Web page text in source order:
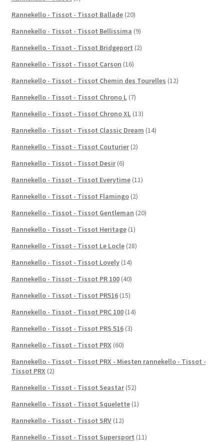
Rannekello - Tissot - Tissot Ballade (20)
Rannekello - Tissot - Tissot Bellissima (9)
Rannekello - Tissot - Tissot Bridgeport (2)
Rannekello - Tissot - Tissot Carson (16)
Rannekello - Tissot - Tissot Chemin des Tourelles (12)
Rannekello - Tissot - Tissot Chrono L (7)
Rannekello - Tissot - Tissot Chrono XL (13)
Rannekello - Tissot - Tissot Classic Dream (14)
Rannekello - Tissot - Tissot Couturier (2)
Rannekello - Tissot - Tissot Desir (6)
Rannekello - Tissot - Tissot Everytime (11)
Rannekello - Tissot - Tissot Flamingo (2)
Rannekello - Tissot - Tissot Gentleman (20)
Rannekello - Tissot - Tissot Heritage (1)
Rannekello - Tissot - Tissot Le Locle (28)
Rannekello - Tissot - Tissot Lovely (14)
Rannekello - Tissot - Tissot PR 100 (40)
Rannekello - Tissot - Tissot PR516 (15)
Rannekello - Tissot - Tissot PRC 100 (14)
Rannekello - Tissot - Tissot PRS 516 (3)
Rannekello - Tissot - Tissot PRX (60)
Rannekello - Tissot - Tissot PRX - Miesten rannekello - Tissot -
Tissot PRX (2)
Rannekello - Tissot - Tissot Seastar (52)
Rannekello - Tissot - Tissot Squelette (1)
Rannekello - Tissot - Tissot SRV (12)
Rannekello - Tissot - Tissot Supersport (11)